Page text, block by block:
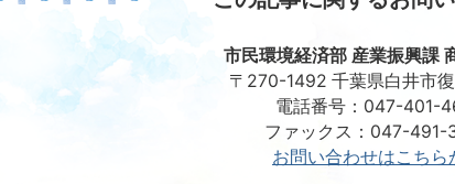
市民環境経済部 産業振興課
〒270-1492 千葉県白井市
電話番号：047-401-
ファックス：047-491-
お問い合わせはこちら